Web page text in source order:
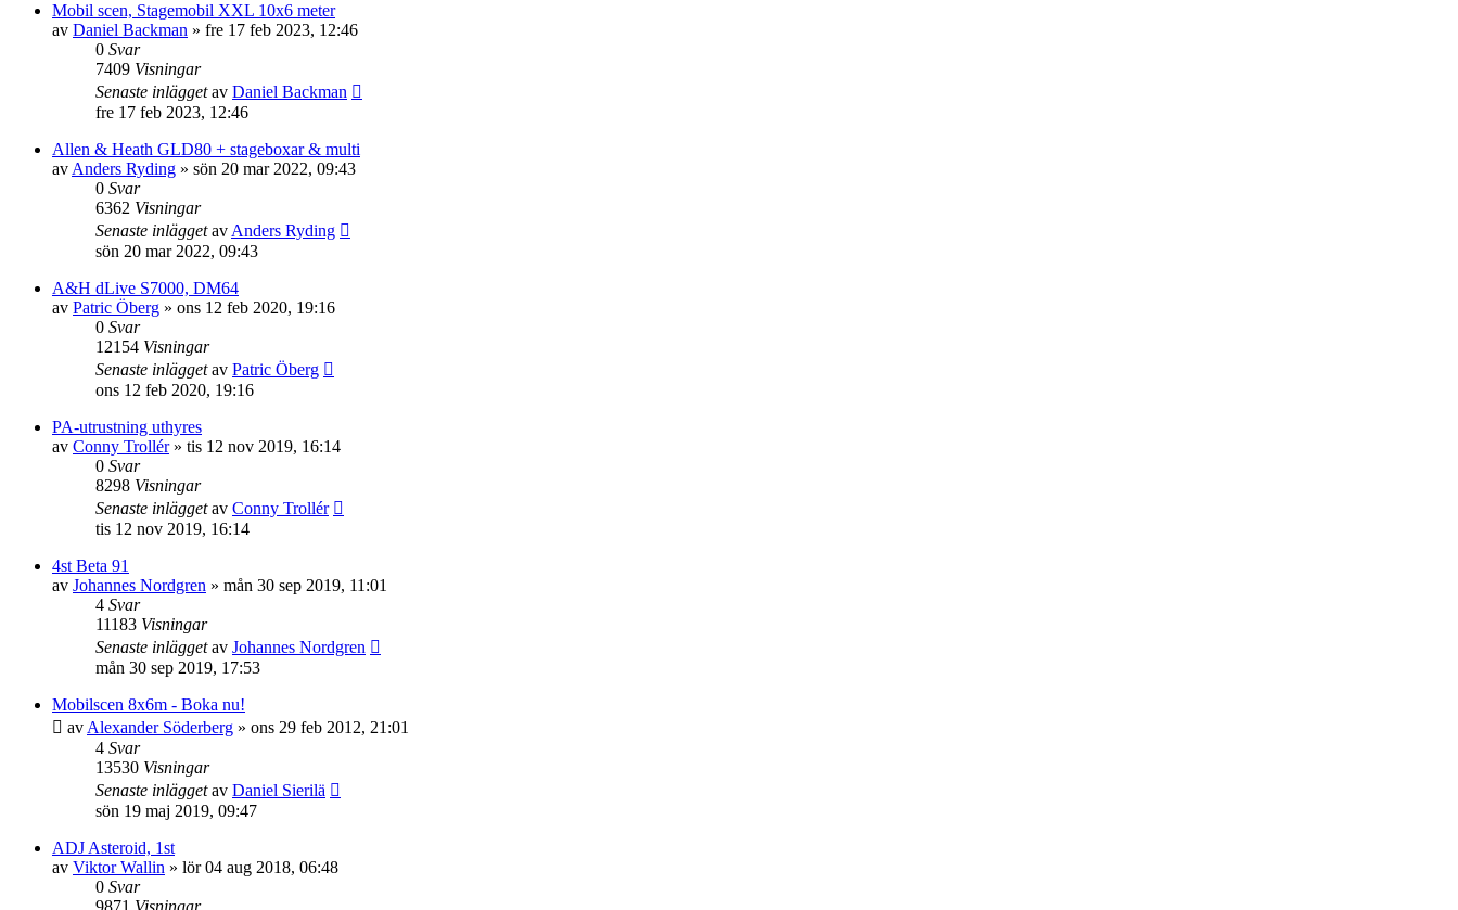
Mobil scen, Stagemobil XXL 10x6 meter
av Daniel Backman » fre 17 feb 2023, 12:46
0 Svar
7409 Visningar
Senaste inläggetav Daniel Backman
fre 17 feb 2023, 12:46
Allen & Heath GLD80 + stageboxar & multi
av Anders Ryding » sön 20 mar 2022, 09:43
0 Svar
6362 Visningar
Senaste inläggetav Anders Ryding
sön 20 mar 2022, 09:43
A&H dLive S7000, DM64
av Patric Öberg » ons 12 feb 2020, 19:16
0 Svar
12154 Visningar
Senaste inläggetav Patric Öberg
ons 12 feb 2020, 19:16
PA-utrustning uthyres
av Conny Trollér» tis 12 nov 2019, 16:14
0 Svar
8298 Visningar
Senaste inläggetav Conny Trollér
tis 12 nov 2019, 16:14
4st Beta 91
av Johannes Nordgren » mån 30 sep 2019, 11:01
4 Svar
11183 Visningar
Senaste inläggetav Johannes Nordgren
mån 30 sep 2019, 17:53
Mobilscen 8x6m - Boka nu!
av Alexander Söderberg » ons 29 feb 2012, 21:01
4 Svar
13530 Visningar
Senaste inläggetav Daniel Sierilä
sön 19 maj 2019, 09:47
ADJ Asteroid, 1st
av Viktor Wallin » lör 04 aug 2018, 06:48
0 Svar
9871 Visningar